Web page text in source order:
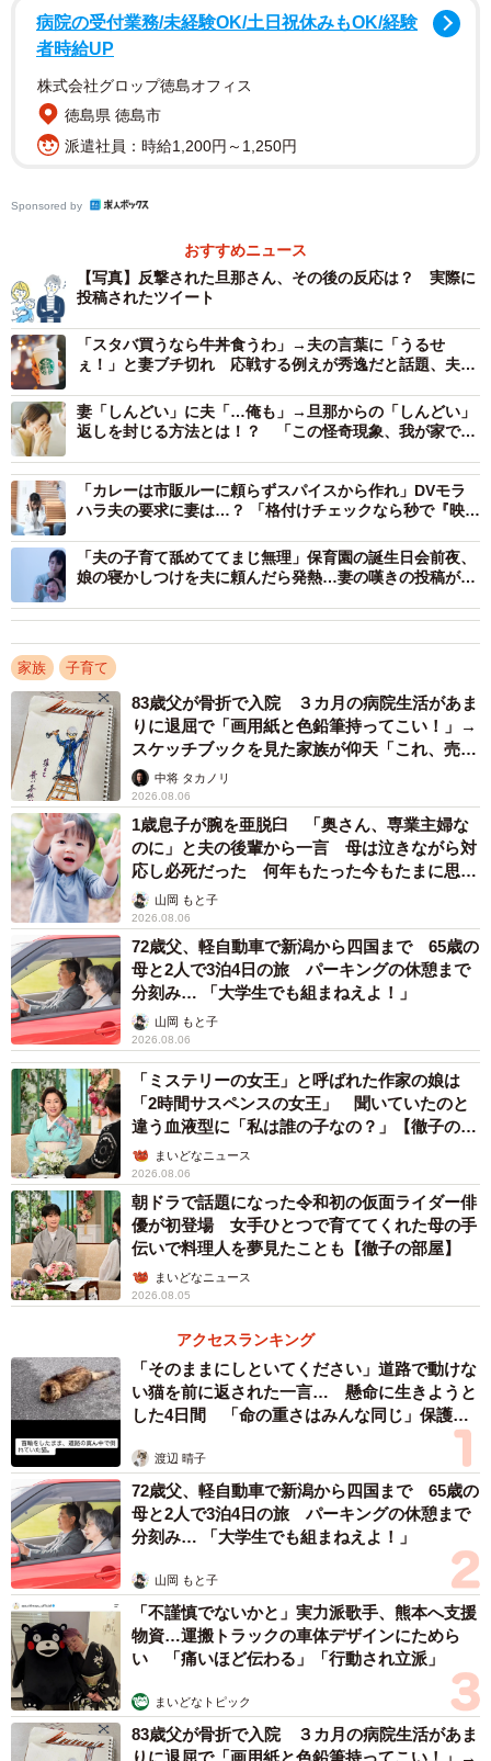
で、そんな疲れるん？」とトンデモ発言を浴びせられまし
た。
トリッシュさんはこの発言の現場にはいませんでしたが、
トリイモさんから一部始終を聞いたそう。そして数日後、
姉であるトリッシュさんの予想通り、トリイモさんは反撃
「妹の反撃。 ①夫のビンテージデニム数本、洗濯機で長時
間ｺﾞﾘｺﾞﾘ洗う。服は洗濯機が洗うから手洗いやめた。 ②夫
が酒のんで寝るソファーを木製収納付きベンチに買い替
え。 ③夫のみ冷凍食品をトレーごと出して皿洗い減。 ④酒
類の買い置きやめる。 ⑤子の前では夫に優しく謎の微笑」
Twitterに反撃内容を詳細に投稿しました。経緯を知ってい
たフォロワーからは、
「さすがに①は酷すぎて…妹さんに惚れました是非見習い
たいです！」
「⑤がいちばん怖い」
「旦那さん自身が蒔いた種を花咲かせる手段で反撃してい
て素晴らしい」
「お酒断つだなんてご主人の健康を考えたデキる妻ではな
いですかー。」
など称賛が続々。
「妹の旦那さんの反応が気になってます」という声も多数
ありました。
トリイモさんの謎の微笑みはいまだに続いているのか？イ
モダンさんはどのような様子なのか？投稿したトリッシュ
さんに、その後を教えていただきました。
夫に対する謎の微笑は今も続く
――反撃後のイモダンさんのご様子は？
「妹は、例の発言の2日後ぐらいから反撃をしているのです
が、自分の発言によるものだと心当たりがあるんでしょう
ね。反撃についてほぼ触れてこなかったみたいです。デニ
ムに関してだけは“洗ったの？”と聞いてきたそうで“臭かっ
たからね”と例の謎の微笑で答えただけ。後は何も言わなか
ったそうです」
――その場で反論せずに、時間をおいて、しかもイモダン
さんの言葉をそのまま返すような反撃に感心しました。ト
リイモさん、策士ですね！
「冷静になるまで時間をあけたんだと思います。どう反撃
するかは、妹がひとりでほぼ考えました。ソファーの買い
替えに関しては、発言前から“夫がお酒飲んで、風呂にも入
らず眠りこけるソファーがあるから問題なのよね～。買い
替えるならどれがいいかな？”と私に話していました。木製
ベンチを勧めたのは私ですけど。」
――今も（取材時）、反撃の手は緩めていないのでしょう
か？
「謝ってはこないけれど反省している様子の夫に、妹は怒
りが残るもののそれ以上の反撃はせずに様子見していま
す。妹はどんなに怒りがあろうとも、子供達の前では冷静
病院の受付業務/未経験OK/土日祝休みもOK/経験
者時給UP
株式会社グロップ徳島オフィス
徳島県 徳島市
派遣社員：時給1,200円～1,250円
Sponsored by
おすすめニュース
【写真】反撃された旦那さん、その後の反応は？ 実際に
投稿されたツイート
「スタバ買うなら牛丼食うわ」→夫の言葉に「うるせ
ぇ！」と妻ブチ切れ 応戦する例えが秀逸だと話題、夫も
妻「しんどい」に夫「…俺も」→旦那からの「しんどい」
返しを封じる方法とは！？ 「この怪奇現象、我が家でも
「カレーは市販ルーに頼らずスパイスから作れ」DVモラ
ハラ夫の要求に妻は…？ 「格付けチェックなら秒で『映す
「夫の子育て舐めててまじ無理」保育園の誕生日会前夜、
娘の寝かしつけを夫に頼んだら発熱…妻の嘆きの投稿が話
家族 子育て
83歳父が骨折で入院 ３カ月の病院生活があま
りに退屈で「画用紙と色鉛筆持ってこい！」→
スケッチブックを見た家族が仰天「これ、売れ
ますよ…」
中将 タカノリ
2026.08.06
1歳息子が腕を亜脱臼 「奥さん、専業主婦な
のに」と夫の後輩から一言 母は泣きながら対
応し必死だった 何年もたった今もたまに思い
出し…山岡 もと子
2026.08.06
72歳父、軽自動車で新潟から四国まで 65歳の
母と2人で3泊4日の旅 パーキングの休憩まで
分刻み… 「大学生でも組まねえよ！」
山岡 もと子
2026.08.06
「ミステリーの女王」と呼ばれた作家の娘は
「2時間サスペンスの女王」 聞いていたのと
違う血液型に「私は誰の子なの？」【徹子の部
屋】まいどなニュース
2026.08.06
朝ドラで話題になった令和初の仮面ライダー俳
優が初登場 女手ひとつで育ててくれた母の手
伝いで料理人を夢見たことも【徹子の部屋】
まいどなニュース
2026.08.05
アクセスランキング
「そのままにしといてください」道路で動けな
い猫を前に返された一言… 懸命に生きようと
した4日間 「命の重さはみんな同じ」保護団
渡辺 晴子
72歳父、軽自動車で新潟から四国まで 65歳の
母と2人で3泊4日の旅 パーキングの休憩まで
分刻み… 「大学生でも組まねえよ！」
山岡 もと子
「不謹慎でないかと」実力派歌手、熊本へ支援
物資…運搬トラックの車体デザインにためら
い 「痛いほど伝わる」「行動され立派」
まいどなトピック
83歳父が骨折で入院 ３カ月の病院生活があま
りに退屈で「画用紙と色鉛筆持ってこい！」→